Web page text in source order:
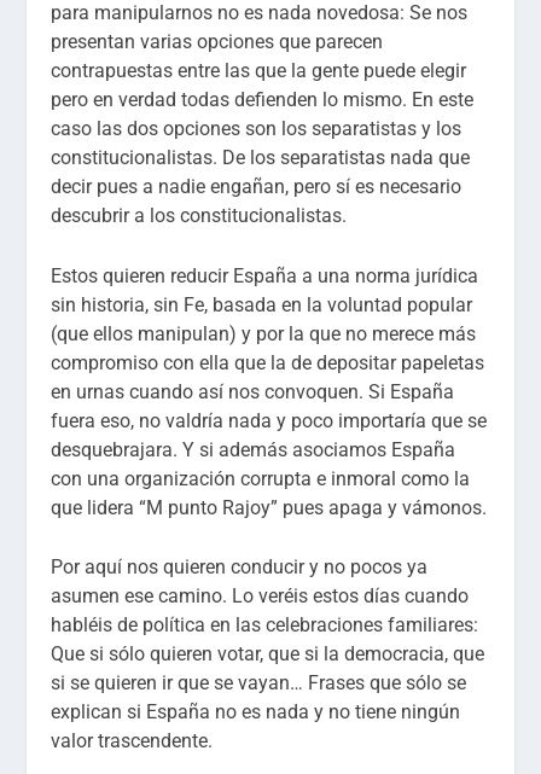
para manipularnos no es nada novedosa: Se nos
presentan varias opciones que parecen
contrapuestas entre las que la gente puede elegir
pero en verdad todas defienden lo mismo. En este
caso las dos opciones son los separatistas y los
constitucionalistas. De los separatistas nada que
decir pues a nadie engañan, pero sí es necesario
descubrir a los constitucionalistas.
Estos quieren reducir España a una norma jurídica
sin historia, sin Fe, basada en la voluntad popular
(que ellos manipulan) y por la que no merece más
compromiso con ella que la de depositar papeletas
en urnas cuando así nos convoquen. Si España
fuera eso, no valdría nada y poco importaría que se
desquebrajara. Y si además asociamos España
con una organización corrupta e inmoral como la
que lidera “M punto Rajoy” pues apaga y vámonos.
Por aquí nos quieren conducir y no pocos ya
asumen ese camino. Lo veréis estos días cuando
habléis de política en las celebraciones familiares:
Que si sólo quieren votar, que si la democracia, que
si se quieren ir que se vayan… Frases que sólo se
explican si España no es nada y no tiene ningún
valor trascendente.